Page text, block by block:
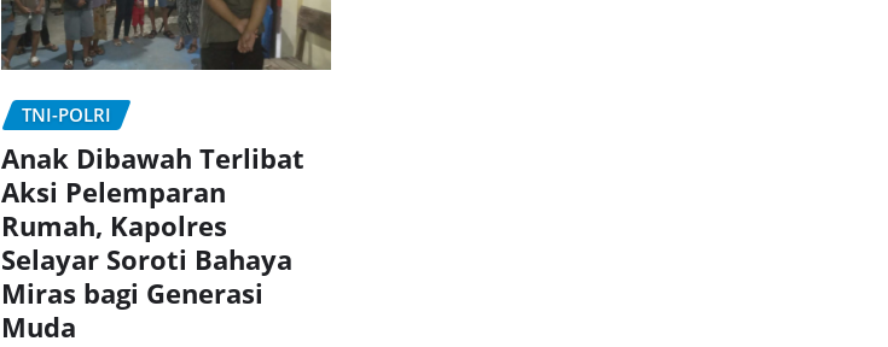
TNI-POLRI
Anak Dibawah Terlibat
Aksi Pelemparan
Rumah, Kapolres
Selayar Soroti Bahaya
Miras bagi Generasi
Muda